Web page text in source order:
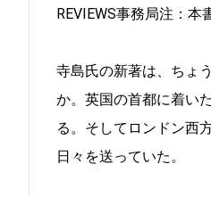
REVIEWS事務局注：本
寺島氏の新著は、ちょ
か。英国の首都に着い
る。そしてロンドン西
日々を送っていた。